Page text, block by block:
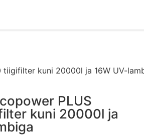
kuni 20000l ja 16W UV-
PLUS
kuni 20000l ja